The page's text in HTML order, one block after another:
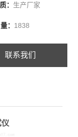
： 生产厂家
： 1838
联系我们